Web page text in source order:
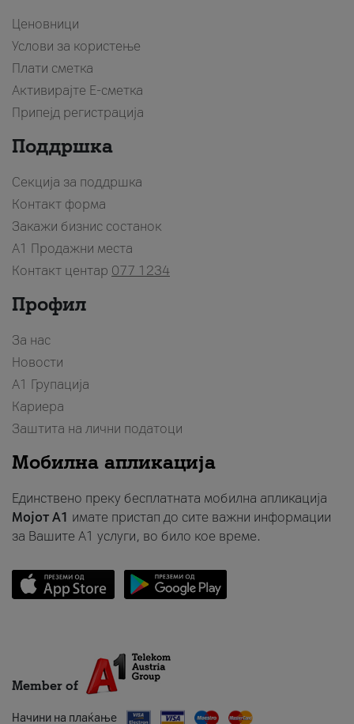
Ценовници
Услови за користење
Плати сметка
Активирајте Е-сметка
Припејд регистрација
Поддршка
Секција за поддршка
Контакт форма
Закажи бизнис состанок
A1 Продажни места
Контакт центар 077 1234
Профил
За нас
Новости
А1 Групација
Кариера
Заштита на лични податоци
Мобилна апликација
Единствено преку бесплатната мобилна апликација
Мојот A1 имате пристап до сите важни информации
за Вашите A1 услуги, во било кое време.
Member of
Начини на плаќање